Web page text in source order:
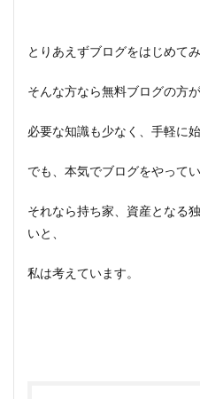
とりあえずブログをはじめてみ
そんな方なら無料ブログの方
必要な知識も少なく、手軽に
でも、本気でブログをやって
それなら持ち家、資産となる
いと、
私は考えています。